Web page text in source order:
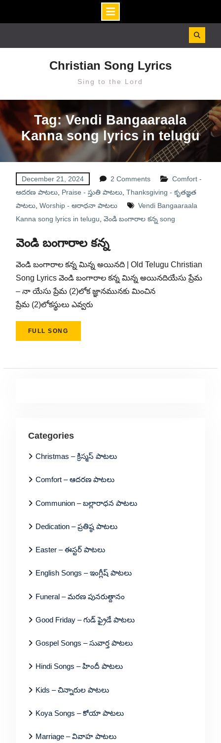
Christian Song Lyrics
Sing to the Lord
Tag: Vendi Bangaaraala
Kanna song lyrics in telugu
December 21, 2024 2 Comments
Comfort -
ఆదరణ పాటలు, Praise - స్తుతి పాటలు, Thanksgiving - కృతజ్ఞత
పాటలు, Worship - ఆరాధనా పాటలు
Vendi Bangaaraala
Kanna song lyrics in telugu వెండి బంగారాల కన్న song
వెండి బంగారాల కన్న
వెండి బంగారాల కన్న మిన్న అయినది | Old Telugu Christian
Song Lyrics వెండి బంగారాల కన్న మిన్న అయినదియేసు ప్రేమ
– నా యేసు ప్రేమ (2)లోక జ్ఞానమునకు మించిన
ప్రేమ (2)లోకస్థులు ఎవ్వరు
FULL SONG
Categories
Christmas – క్రిస్మస్ పాటలు
Comfort – ఆదరణ పాటలు
Communion – బల్లారాధన పాటలు
Dedication – ప్రతిష్ఠ పాటలు
Easter – ఈస్టర్ పాటలు
English Songs – ఇంగ్లీష్ పాటలు
Funeral – మరణ పునరుత్దానం
Good Friday – గుడ్ ఫ్రైడే పాటలు
Gospel Songs – సువార్త పాటలు
Hindi Songs – హిందీ పాటలు
Kids – చిన్నారుల పాటలు
Koya Songs – కోయా పాటలు
Marriage – వివాహ పాటలు